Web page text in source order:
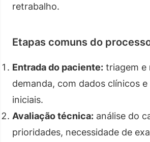
retrabalho.
Etapas comuns do
Entrada do paciente: triagem e
demanda, com dados clínicos
iniciais.
Avaliação técnica: análise do
prioridades, necessidade de